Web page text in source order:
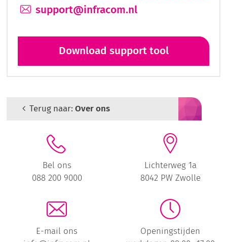
support@infracom.nl
Download support tool
Terug naar:Over ons
Bel ons
088 200 9000
Lichterweg 1a
8042 PW Zwolle
E-mail ons
Openingstijden